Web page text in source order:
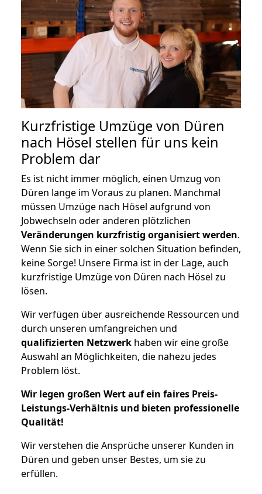
Kurzfristige Umzüge von Düren
nach Hösel stellen für uns kein
Problem dar
Es ist nicht immer möglich, einen Umzug von
Düren lange im Voraus zu planen. Manchmal
müssen Umzüge nach Hösel aufgrund von
Jobwechseln oder anderen plötzlichen
Veränderungen kurzfristig organisiert werden.
Wenn Sie sich in einer solchen Situation befinden,
keine Sorge! Unsere Firma ist in der Lage, auch
kurzfristige Umzüge von Düren nach Hösel zu
lösen.
Wir verfügen über ausreichende Ressourcen und
durch unseren umfangreichen und
qualifizierten Netzwerk haben wir eine große
Auswahl an Möglichkeiten, die nahezu jedes
Problem löst.
Wir legen großen Wert auf ein faires Preis-
Leistungs-Verhältnis und bieten professionelle
Qualität!
Wir verstehen die Ansprüche unserer Kunden in
Düren und geben unser Bestes, um sie zu
erfüllen.